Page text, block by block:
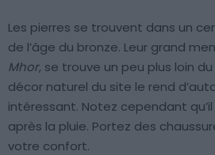
Les pierres se trouvent dans un
de l’âge du bronze. Leur grand
Mhor, se trouve un peu plus loin
décor naturel du site le rend
intéressant. Notez cependant
après la pluie. Portez des
votre confort.